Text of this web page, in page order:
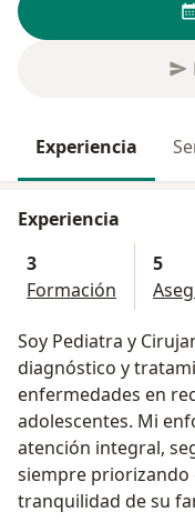
Experiencia
Experiencia
3
Formación
5
Soy Pediatra y
diagnóstico y
enfermedades en
adolescentes. Mi
atención integral,
siempre priorizando
tranquilidad de su